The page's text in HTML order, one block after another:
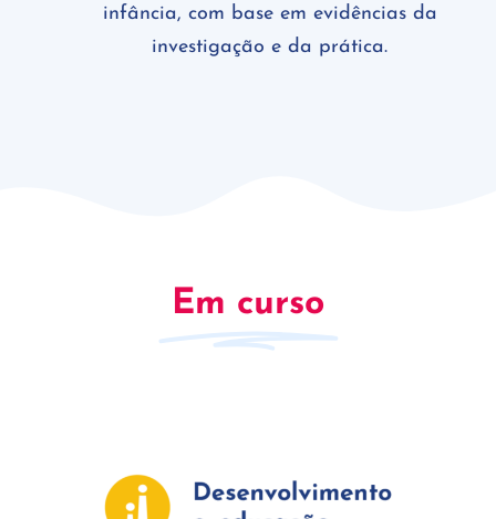
infância, com base em evidências da
investigação e da prática.
Em curso